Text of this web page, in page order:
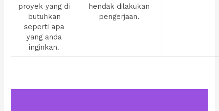
proyek yang di
butuhkan
seperti apa
yang anda
inginkan.
hendak dilakukan
pengerjaan.